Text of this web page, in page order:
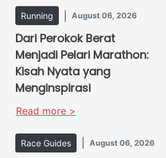
Running August 06, 2026
Dari Perokok Berat
Menjadi Pelari Marathon:
Kisah Nyata yang
Menginspirasi
Read more >
Race Guides August 06, 2026